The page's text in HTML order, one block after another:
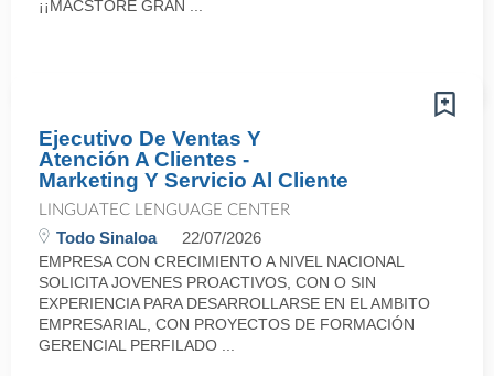
¡¡MACSTORE GRAN ...
Ejecutivo De Ventas Y
Atención A Clientes -
Marketing Y Servicio Al Cliente
LINGUATEC LENGUAGE CENTER
Todo Sinaloa 22/07/2026
EMPRESA CON CRECIMIENTO A NIVEL NACIONAL
SOLICITA JOVENES PROACTIVOS, CON O SIN
EXPERIENCIA PARA DESARROLLARSE EN EL AMBITO
EMPRESARIAL, CON PROYECTOS DE FORMACIÓN
GERENCIAL PERFILADO ...